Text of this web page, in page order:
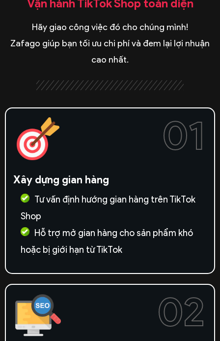
Vận hành TikTok Shop toàn diện
Hãy giao công việc đó cho chúng mình!
Zafago giúp bạn tối ưu chi phí và đem lại lợi nhuận
cao nhất.
01
Xây dựng gian hàng
Tư vấn định hướng gian hàng trên TikTok
Shop
Hỗ trợ mở gian hàng cho sản phẩm khó
hoặc bị giới hạn từ TikTok
02